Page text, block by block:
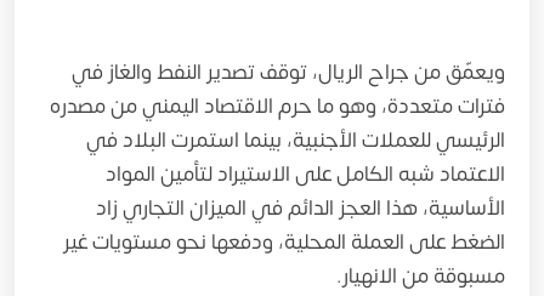
ويعمّق من جراح الريال، توقف تصدير النفط والغاز في
فترات متعددة، وهو ما حرم الاقتصاد اليمني من مصدره
الرئيسي للعملات الأجنبية، بينما استمرت البلاد في
الاعتماد شبه الكامل على الاستيراد لتأمين المواد
الأساسية، هذا العجز الدائم في الميزان التجاري زاد
الضغط على العملة المحلية، ودفعها نحو مستويات غير
مسبوقة من الانهيار.